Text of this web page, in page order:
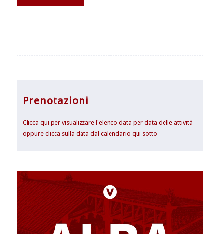
Prenotazioni
Clicca qui per visualizzare l'elenco data per data delle attività
oppure clicca sulla data dal calendario qui sotto